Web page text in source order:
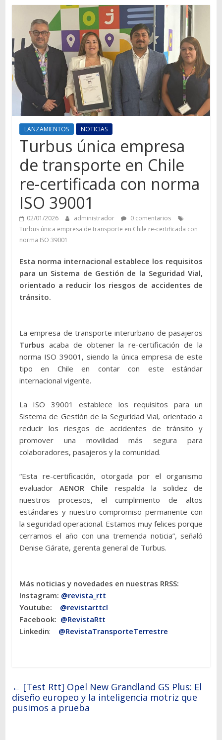
camiones,
motos,
información
del
mundo
del
transporte
LANZAMIENTOS NOTICIAS
Turbus única empresa
de transporte en Chile
re-certificada con norma
ISO 39001
02/01/2026 administrador
0 comentarios
Turbus única empresa de transporte en Chile re-certificada con
norma ISO 39001
Esta norma internacional establece los requisitos
para un Sistema de Gestión de la Seguridad Vial,
orientado a reducir los riesgos de accidentes de
tránsito.
La empresa de transporte interurbano de pasajeros
Turbus acaba de obtener la re-certificación de la
norma ISO 39001, siendo la única empresa de este
tipo en Chile en contar con este estándar
internacional vigente.
La ISO 39001 establece los requisitos para un
Sistema de Gestión de la Seguridad Vial, orientado a
reducir los riesgos de accidentes de tránsito y
promover una movilidad más segura para
colaboradores, pasajeros y la comunidad.
“Esta re-certificación, otorgada por el organismo
evaluadorAENOR Chile respalda la solidez de
nuestros procesos, el cumplimiento de altos
estándares y nuestro compromiso permanente con
la seguridad operacional. Estamos muy felices porque
cerramos el año con una tremenda noticia”, señaló
Denise Gárate, gerenta general de Turbus.
Más noticias y novedades en nuestras RRSS:
Instagram: @revista_rtt
Youtube: @revistarttcl
Facebook: @RevistaRtt
Linkedin: @RevistaTransporteTerrestre
← [Test Rtt] Opel New Grandland GS Plus: El
diseño europeo y la inteligencia motriz que
pusimos a prueba